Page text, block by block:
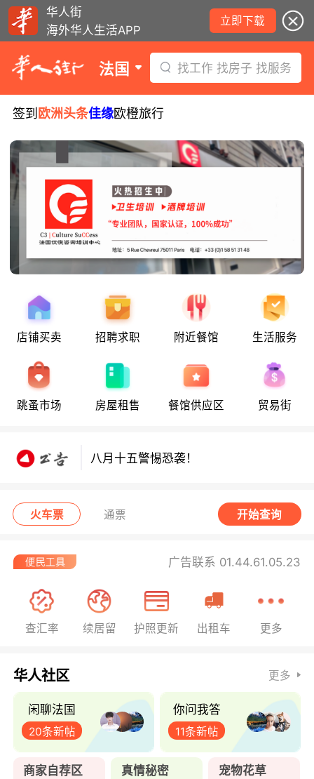
华人街
海外华人生活APP
立即下载
法国 找工作 找房子 找服务
签到 欧洲头条佳缘欧橙旅行
店铺买卖 招聘求职 附近餐馆 生活服务
跳蚤市场 房屋租售 餐馆供应区 贸易街
八月十五警惕恐袭！
火车票 通票 开始查询
广告联系 01.44.61.05.23
查汇率 续居留 护照更新 出租车 更多
华人社区 更多
闲聊法国
20条新帖
你问我答
11条新帖
商家自荐区 真情秘密 宠物花草